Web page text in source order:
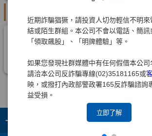
近期詐騙猖獗，請投資人切勿輕信不明
結或陌生群組。本公司不會以電話、簡訊
「領取飆股」、「明牌體驗」等。
如果您發現社群媒體中有任何假借本公司
請洽本公司反詐騙專線(02)35181165或
映，或撥打內政部警政署165反詐騙諮詢
益受損。
立即了解
+